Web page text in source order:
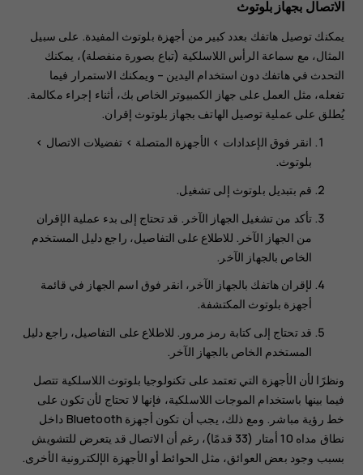
الاتصال بجهاز بلوتوث
يمكنك توصيل هاتفك بعدد كبير من أجهزة بلوتوث المفيدة. على سبيل
المثال، مع سماعة الرأس اللاسلكية (تباع بصورة منفصلة)، يمكنك
التحدث في هاتفك دون استخدام اليدين – ويمكنك الاستمرار فيما
تفعله، مثل العمل على جهاز الكمبيوتر الخاص بك، أثناء إجراء مكالمة.
يُطلق على عملية توصيل الهاتف بجهاز بلوتوث إقران.
انقر فوق الإعدادات > الأجهزة المتصلة > تفضيلات الاتصال >
بلوتوث.
قم بتبديل بلوتوث إلى تشغيل.
تأكد من تشغيل الجهاز الآخر. قد تحتاج إلى بدء عملية الإقران
من الجهاز الآخر. للاطلاع على التفاصيل، راجع دليل المستخدم
الخاص بالجهاز الآخر.
لإقران هاتفك بالجهاز الآخر، انقر فوق اسم الجهاز في قائمة
أجهزة بلوتوث المكتشفة.
قد تحتاج إلى كتابة رمز مرور. للاطلاع على التفاصيل، راجع دليل
المستخدم الخاص بالجهاز الآخر.
ونظرًا لأن الأجهزة التي تعتمد على تكنولوجيا بلوتوث اللاسلكية تتصل
فيما بينها باستخدام الموجات اللاسلكية، فإنها لا تحتاج لأن تكون على
خط رؤية مباشر. ومع ذلك، يجب أن تكون أجهزة Bluetooth داخل
نطاق مداه 10 أمتار (33 قدمًا)، رغم أن الاتصال قد يتعرض للتشويش
بسبب وجود بعض العوائق، مثل الحوائط أو الأجهزة الإلكترونية الأخرى.